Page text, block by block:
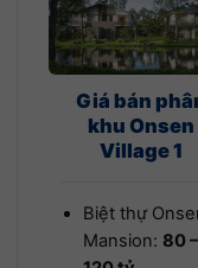
Giá bán
khu Onsen
Village 1
Biệt thự
Mansion: 80 –